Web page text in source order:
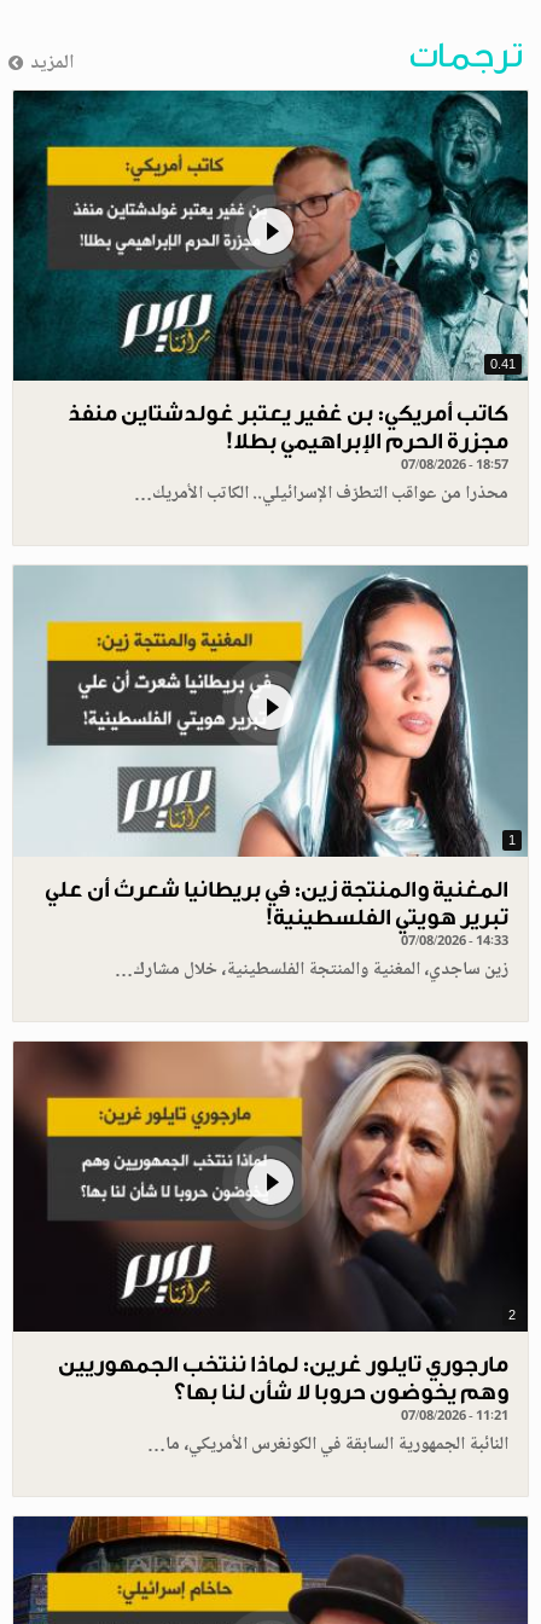
ترجمات المزيد
0.41
كاتب أمريكي: بن غفير يعتبر غولدشتاين منفذ
مجزرة الحرم الإبراهيمي بطلا!
07/08/2026 - 18:57
محذرا من عواقب التطرّف الإسرائيلي.. الكاتب الأمريك…
1
المغنية والمنتجة زين: في بريطانيا شعرتُ أن علي
تبرير هويتي الفلسطينية!
07/08/2026 - 14:33
زين ساجدي، المغنية والمنتجة الفلسطينية، خلال مشارك…
2
مارجوري تايلور غرين: لماذا ننتخب الجمهوريين
وهم يخوضون حروبا لا شأن لنا بها؟
07/08/2026 - 11:21
النائبة الجمهورية السابقة في الكونغرس الأمريكي، ما…